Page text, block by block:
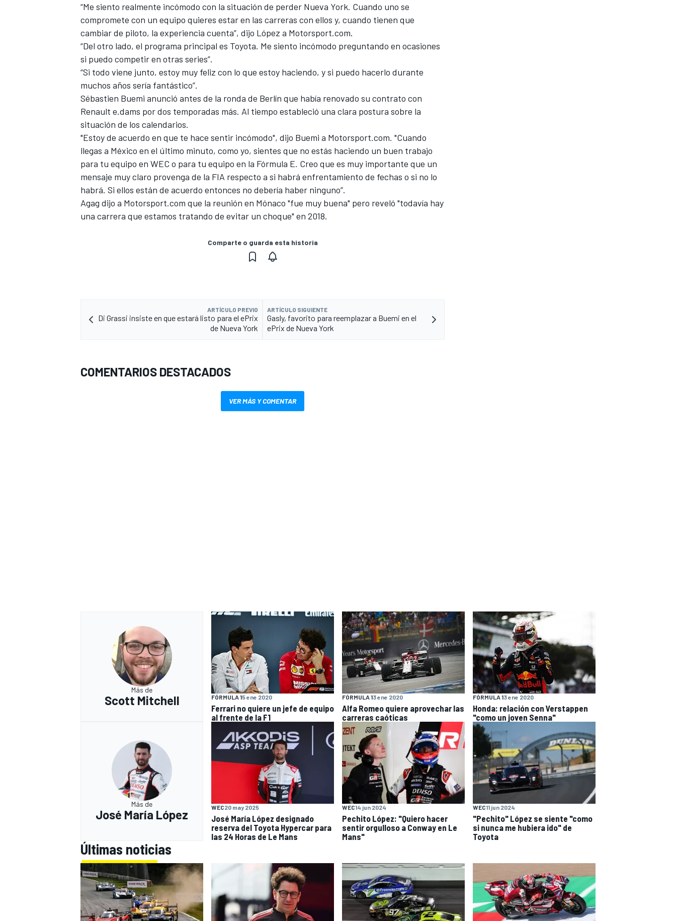
“Me siento realmente incómodo con la situación de perder Nueva York. Cuando uno se
compromete con un equipo quieres estar en las carreras con ellos y, cuando tienen que
cambiar de piloto, la experiencia cuenta”, dijo López a Motorsport.com.
“Del otro lado, el programa principal es Toyota. Me siento incómodo preguntando en ocasiones
si puedo competir en otras series”.
“Si todo viene junto, estoy muy feliz con lo que estoy haciendo, y si puedo hacerlo durante
muchos años sería fantástico”.
Sébastien Buemi anunció antes de la ronda de Berlín que había renovado su contrato con
Renault e.dams por dos temporadas más. Al tiempo estableció una clara postura sobre la
situación de los calendarios.
"Estoy de acuerdo en que te hace sentir incómodo", dijo Buemi a Motorsport.com. "Cuando
llegas a México en el último minuto, como yo, sientes que no estás haciendo un buen trabajo
para tu equipo en WEC o para tu equipo en la Fórmula E. Creo que es muy importante que un
mensaje muy claro provenga de la FIA respecto a si habrá enfrentamiento de fechas o si no lo
habrá. Si ellos están de acuerdo entonces no debería haber ninguno”.
Agag dijo a Motorsport.com que la reunión en Mónaco "fue muy buena" pero reveló "todavía hay
una carrera que estamos tratando de evitar un choque" en 2018.
Comparte o guarda esta historia
ARTÍCULO PREVIO
Di Grassi insiste en que estará listo para el ePrix
de Nueva York
ARTÍCULO SIGUIENTE
Gasly, favorito para reemplazar a Buemi en el
ePrix de Nueva York
COMENTARIOS DESTACADOS
VER MÁS Y COMENTAR
Más de
Scott Mitchell FÓRMULA 15 ene 2020
Ferrari no quiere un jefe de equipo
al frente de la F1
FÓRMULA 13 ene 2020
Alfa Romeo quiere aprovechar las
carreras caóticas
FÓRMULA 13 ene 2020
Honda: relación con Verstappen
"como un joven Senna"
Más de
José María López
WEC20 may 2025
José María López designado
reserva del Toyota Hypercar para
las 24 Horas de Le Mans
WEC14 jun 2024
Pechito López: "Quiero hacer
sentir orgulloso a Conway en Le
Mans"
WEC11 jun 2024
"Pechito" López se siente "como
si nunca me hubiera ido" de
Toyota
Últimas noticias